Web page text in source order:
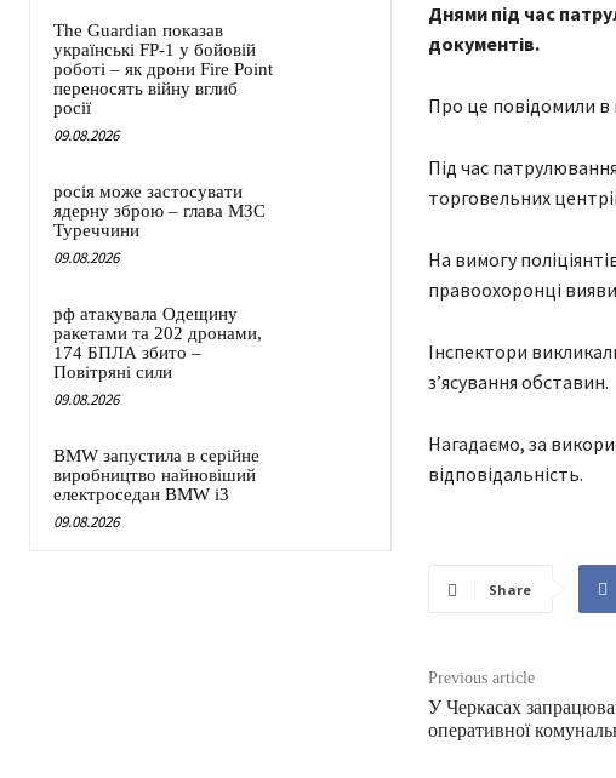
The Guardian показав
українські FP-1 у бойовій
роботі – як дрони Fire Point
переносять війну вглиб
росії
09.08.2026
росія може застосувати
ядерну зброю – глава МЗС
Туреччини
09.08.2026
рф атакувала Одещину
ракетами та 202 дронами,
174 БПЛА збито –
Повітряні сили
09.08.2026
BMW запустила в серійне
виробництво найновіший
електроседан BMW i3
09.08.2026
Днями під час
документів.
Про це повідомили в
Під час
торговельних
На вимогу
правоохоронці
Інспектори
з’ясування обставин.
Нагадаємо, за
відповідальність.
Share
Previous article
У Черкасах
оперативної